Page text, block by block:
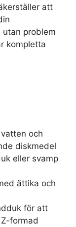
att
problem
kompletta
och
diskmedel
eller svamp
ättika och
för att
formad